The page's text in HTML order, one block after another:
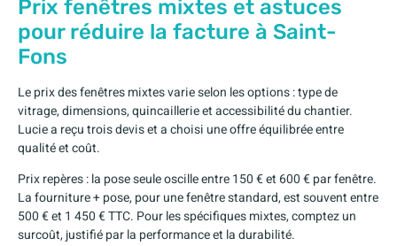
Prix fenêtres mixtes et astuces
pour réduire la facture à Saint-
Fons
Le prix des fenêtres mixtes varie selon les options : type de
vitrage, dimensions, quincaillerie et accessibilité du chantier.
Lucie a reçu trois devis et a choisi une offre équilibrée entre
qualité et coût.
Prix repères : la pose seule oscille entre 150 € et 600 € par fenêtre.
La fourniture + pose, pour une fenêtre standard, est souvent entre
500 € et 1 450 € TTC. Pour les spécifiques mixtes, comptez un
surcoût, justifié par la performance et la durabilité.